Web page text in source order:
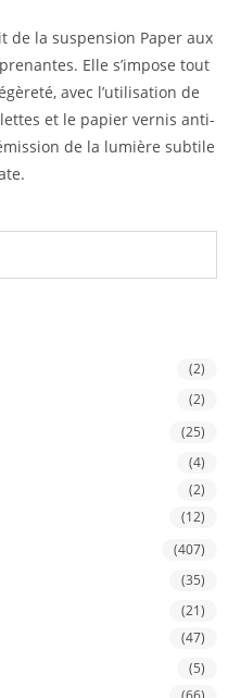
de la suspension Paper aux
Elle s’impose tout
avec l’utilisation de
et le papier vernis anti-
de la lumière subtile
(2)
(2)
(25)
(4)
(2)
(12)
(407)
(35)
(21)
(47)
(5)